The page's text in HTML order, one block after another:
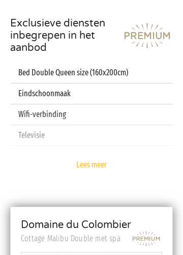
Exclusieve diensten
inbegrepen in het
aanbod
Bed Double Queen size (160x200cm)
Eindschoonmaak
Wifi-verbinding
Televisie
reservering)
Toegang balneo
Lees meer
Domaine du Colombier
Cottage Malibu Double met spa